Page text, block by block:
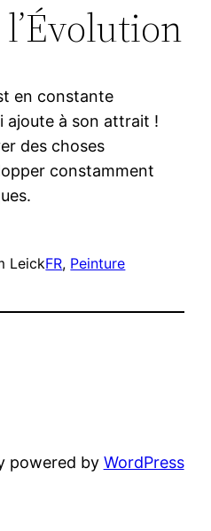
en constante
ajoute à son attrait !
des choses
constamment
LeickFR, Peinture
powered by WordPress